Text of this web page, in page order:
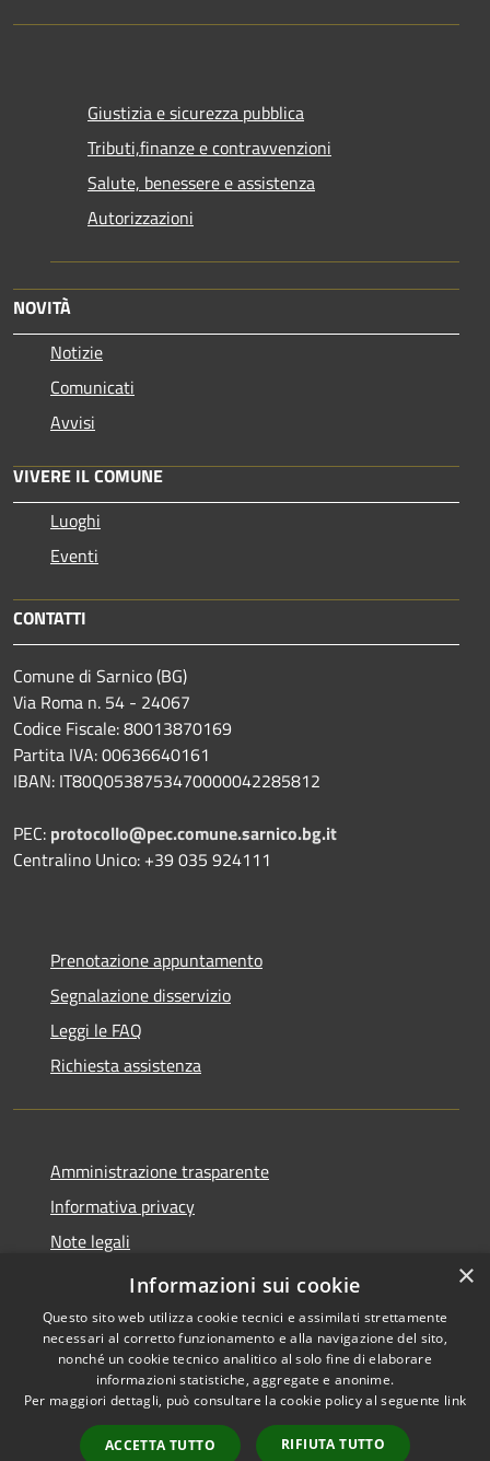
Giustizia e sicurezza pubblica
Tributi,finanze e contravvenzioni
Salute, benessere e assistenza
Autorizzazioni
NOVITÀ
Notizie
Comunicati
Avvisi
VIVERE IL COMUNE
Luoghi
Eventi
CONTATTI
Comune di Sarnico (BG)
Via Roma n. 54 - 24067
Codice Fiscale: 80013870169
Partita IVA: 00636640161
IBAN: IT80Q0538753470000042285812
PEC: protocollo@pec.comune.sarnico.bg.it
Centralino Unico: +39 035 924111
Prenotazione appuntamento
Segnalazione disservizio
Leggi le FAQ
Richiesta assistenza
Amministrazione trasparente
Informativa privacy
Note legali
Dichiarazione di accessibilità
Accessibilità
Copyright © 2026 • Comune di
Sarnico • Powered by
Municipium•
Accesso
×
Informazioni sui cookie
Questo sito web utilizza cookie tecnici e assimilati strettamente
necessari al corretto funzionamento e alla navigazione del sito,
nonché un cookie tecnico analitico al solo fine di elaborare
informazioni statistiche, aggregate e anonime.
Per maggiori dettagli, può consultare la cookie policy al seguente link
ACCETTA TUTTO RIFIUTA TUTTO